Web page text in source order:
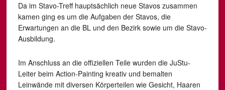
Da im Stavo-Treff hauptsächlich neue Stavos zusammen
kamen ging es um die Aufgaben der Stavos, die
Erwartungen an die BL und den Bezirk sowie um die Stavo-
Ausbildung.
Im Anschluss an die offiziellen Teile wurden die JuStu-
Leiter beim Action-Painting kreativ und bemalten
Leinwände mit diversen Körperteilen wie Gesicht, Haaren